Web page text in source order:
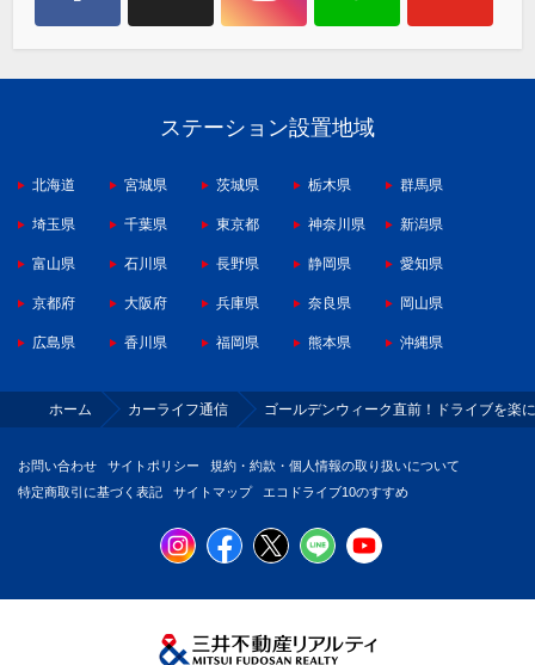
ステーション設置地域
北海道 宮城県 茨城県 栃木県 群馬県
埼玉県 千葉県 東京都 神奈川県 新潟県
富山県 石川県 長野県 静岡県 愛知県
京都府 大阪府 兵庫県 奈良県 岡山県
広島県 香川県 福岡県 熊本県 沖縄県
ホーム カーライフ通信 ゴールデンウィーク直前！ドライブを楽
お問い合わせ サイトポリシー
規約・約款・個人情報の取り扱いについて
特定商取引に基づく表記
サイトマップ エコドライブ10のすすめ